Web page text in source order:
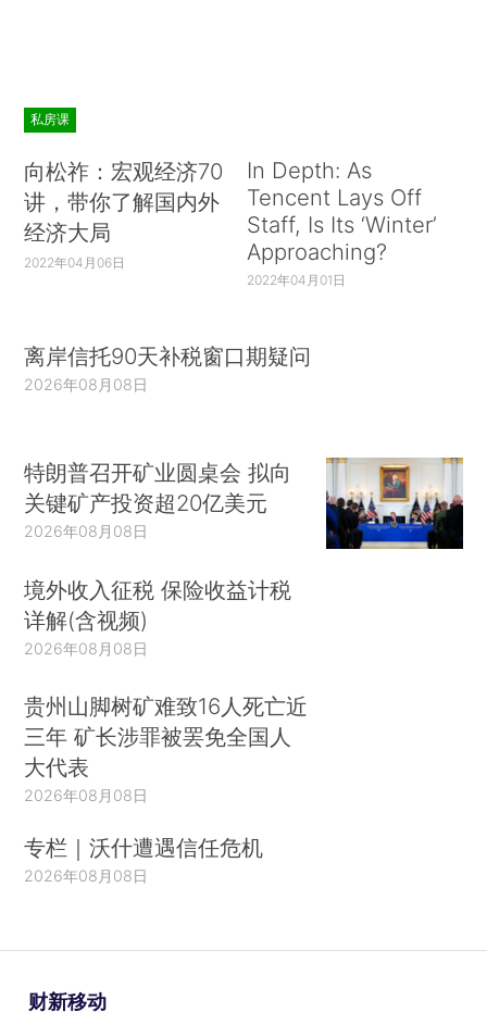
私房课
向松祚：宏观经济70
讲，带你了解国内外
经济大局
2022年04月06日
In Depth: As
Tencent Lays Off
Staff, Is Its ‘Winter’
Approaching?
2022年04月01日
离岸信托90天补税窗口期疑问
2026年08月08日
特朗普召开矿业圆桌会 拟向
关键矿产投资超20亿美元
2026年08月08日
境外收入征税 保险收益计税
详解(含视频)
2026年08月08日
贵州山脚树矿难致16人死亡近
三年 矿长涉罪被罢免全国人
大代表
2026年08月08日
专栏｜沃什遭遇信任危机
2026年08月08日
财新移动